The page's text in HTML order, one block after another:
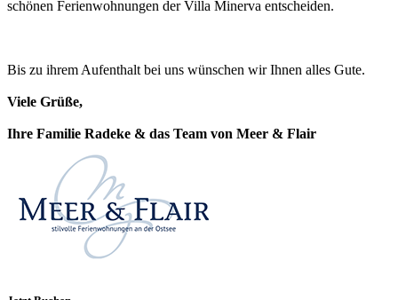
schönen Ferienwohnungen der Villa Minerva entscheiden.
Bis zu ihrem Aufenthalt bei uns wünschen wir Ihnen alles Gute.
Viele Grüße,
Ihre Familie Radeke & das Team von Meer & Flair